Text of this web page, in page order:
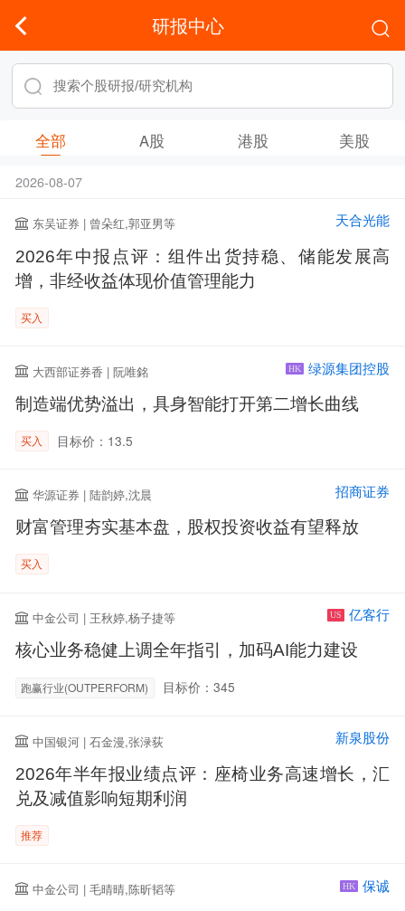
研报中心
全部 A股 港股 美股
2026-08-07
东吴证券 | 曾朵红,郭亚男等 天合光能
2026年中报点评：组件出货持稳、储能发展高
增，非经收益体现价值管理能力
买入
大西部证券香 | 阮唯銘 HK 绿源集团控股
制造端优势溢出，具身智能打开第二增长曲线
买入 目标价：13.5
华源证券 | 陆韵婷,沈晨 招商证券
财富管理夯实基本盘，股权投资收益有望释放
买入
中金公司 | 王秋婷,杨子捷等 US 亿客行
核心业务稳健上调全年指引，加码AI能力建设
跑赢行业(OUTPERFORM) 目标价：345
中国银河 | 石金漫,张渌荻 新泉股份
2026年半年报业绩点评：座椅业务高速增长，汇
兑及减值影响短期利润
推荐
中金公司 | 毛晴晴,陈昕韬等 HK 保诚